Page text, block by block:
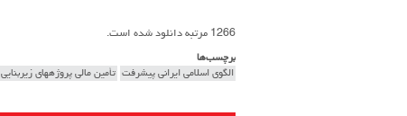
1266 مرتبه دانلود شده است.
برچسب‌ها
الگوی اسلامی ایرانی پیشرفت تأمین مالی پروژههای زیربنایی